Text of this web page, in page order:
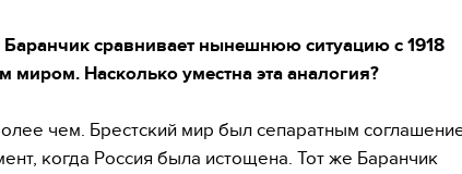
сравнивает нынешнюю ситуацию с 1918
миром. Насколько уместна эта аналогия?
чем. Брестский мир был сепаратным
когда Россия была истощена. Тот же Баранчик